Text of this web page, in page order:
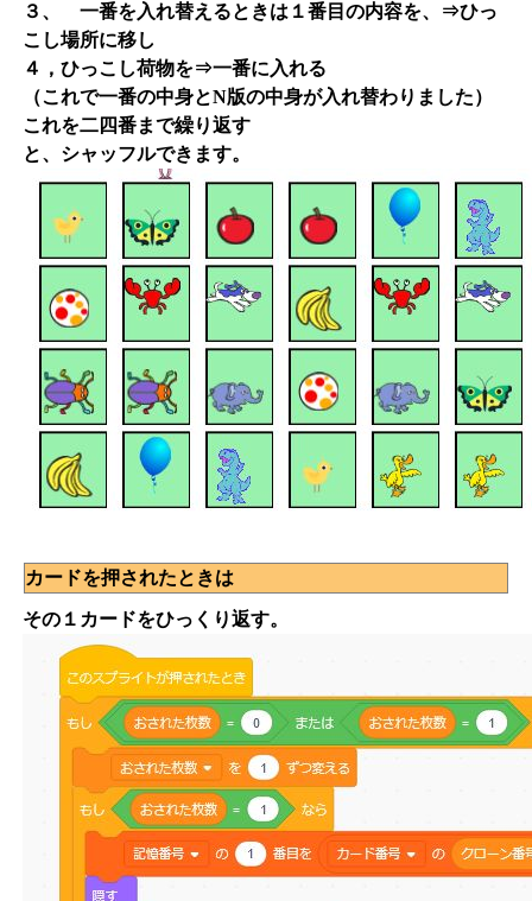
３、 一番を入れ替えるときは１番目の内容を、⇒ひっ
こし場所に移し
４，ひっこし荷物を⇒一番に入れる
（これで一番の中身とN版の中身が入れ替わりました）
これを二四番まで繰り返す
と、シャッフルできます。
カードを押されたときは
その１カードをひっくり返す。